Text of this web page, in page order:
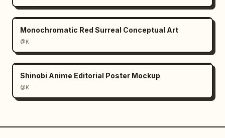
Monochromatic Red Surreal Conceptual Art
@K
Shinobi Anime Editorial Poster Mockup
@K